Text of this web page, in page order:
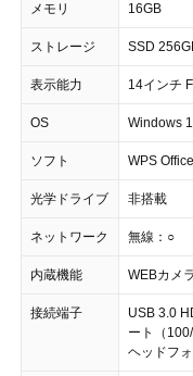
メモリ 16GB
ストレージ SSD
表示能力 14インチ
OS Windows
ソフト WPS
光学ドライブ 非搭載
ネットワーク 無線：○
内蔵機能 WEBカメ
接続端子
USB 3.0
ート（
ヘッドフ